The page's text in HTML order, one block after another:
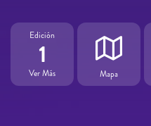
Edición
1
Ver Más Mapa